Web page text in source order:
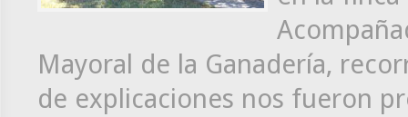
Mayoral de la Ganadería,
de explicaciones nos fueron